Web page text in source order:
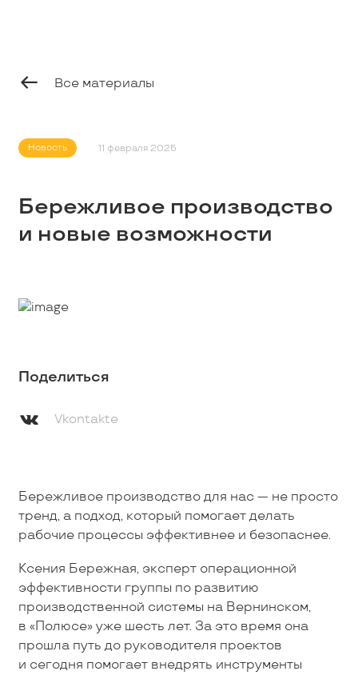
Студентам
Школьникам
Контакты
Все материалы
Новость 11 февраля 2025
Бережливое производство
и новые возможности
Поделиться
Vkontakte
Бережливое производство для нас — не просто
тренд, а подход, который помогает делать
рабочие процессы эффективнее и безопаснее.
Ксения Бережная, эксперт операционной
эффективности группы по развитию
производственной системы на Вернинском,
в «Полюсе» уже шесть лет. За это время она
прошла путь до руководителя проектов
и сегодня помогает внедрять инструменты